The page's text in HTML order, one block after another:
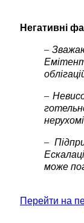
Негативні
–
–
–
може
Перейти на